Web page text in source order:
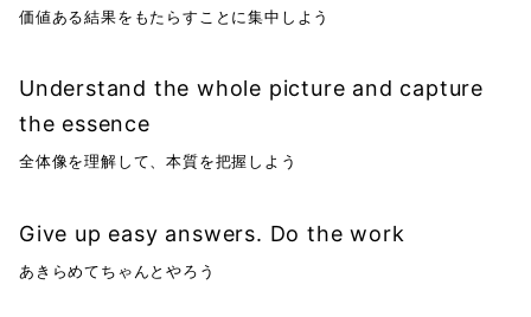
価値ある結果をもたらすことに集中しよう
Understand the whole picture and capture
the essence
全体像を理解して、本質を把握しよう
Give up easy answers. Do the work
あきらめてちゃんとやろう